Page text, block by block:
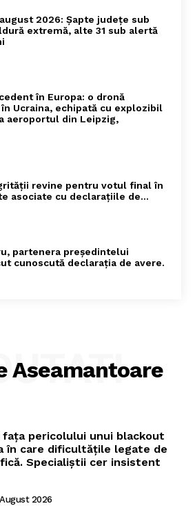
2026: Șapte județe sub
extremă, alte 31 sub alertă
în Europa: o dronă
Ucraina, echipată cu explozibil
aeroportul din Leipzig,
revine pentru votul final în
asociate cu declarațiile de…
partenera președintelui
cunoscută declarația de avere.
Aseamantoare
fața pericolului unui blackout
în care dificultățile legate de
Specialiștii cer insistent
2026